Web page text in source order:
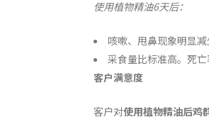
使用植物精油6天后：
咳嗽、甩鼻现象明显
采食量比标准高。死亡
客户满意度
客户对使用植物精油后鸡